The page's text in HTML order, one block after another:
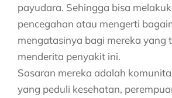
payudara. Sehingga bisa
pencegahan atau mengerti
mengatasinya bagi mereka yang
menderita penyakit ini.
Sasaran mereka adalah
yang peduli kesehatan,